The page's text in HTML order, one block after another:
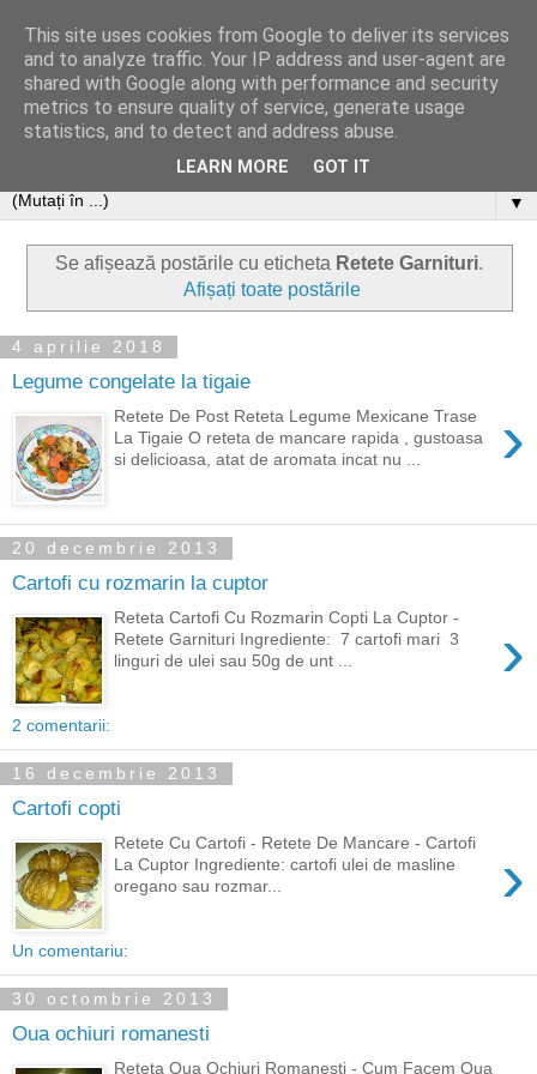
▼
Se afișează postările cu eticheta Retete Garnituri.
Afișați toate postările
4 aprilie 2018
Legume congelate la tigaie
›
Retete De Post Reteta Legume Mexicane Trase
La Tigaie O reteta de mancare rapida , gustoasa
si delicioasa, atat de aromata incat nu ...
20 decembrie 2013
Cartofi cu rozmarin la cuptor
›
Reteta Cartofi Cu Rozmarin Copti La Cuptor -
Retete Garnituri Ingrediente: 7 cartofi mari 3
linguri de ulei sau 50g de unt ...
2 comentarii:
16 decembrie 2013
Cartofi copti
›
Retete Cu Cartofi - Retete De Mancare - Cartofi
La Cuptor Ingrediente: cartofi ulei de masline
oregano sau rozmar...
Un comentariu:
30 octombrie 2013
Oua ochiuri romanesti
Reteta Oua Ochiuri Romanesti - Cum Facem Oua
This site uses cookies from Google to deliver its services
and to analyze traffic. Your IP address and user-agent are
shared with Google along with performance and security
metrics to ensure quality of service, generate usage
statistics, and to detect and address abuse.
LEARN MORE GOT IT